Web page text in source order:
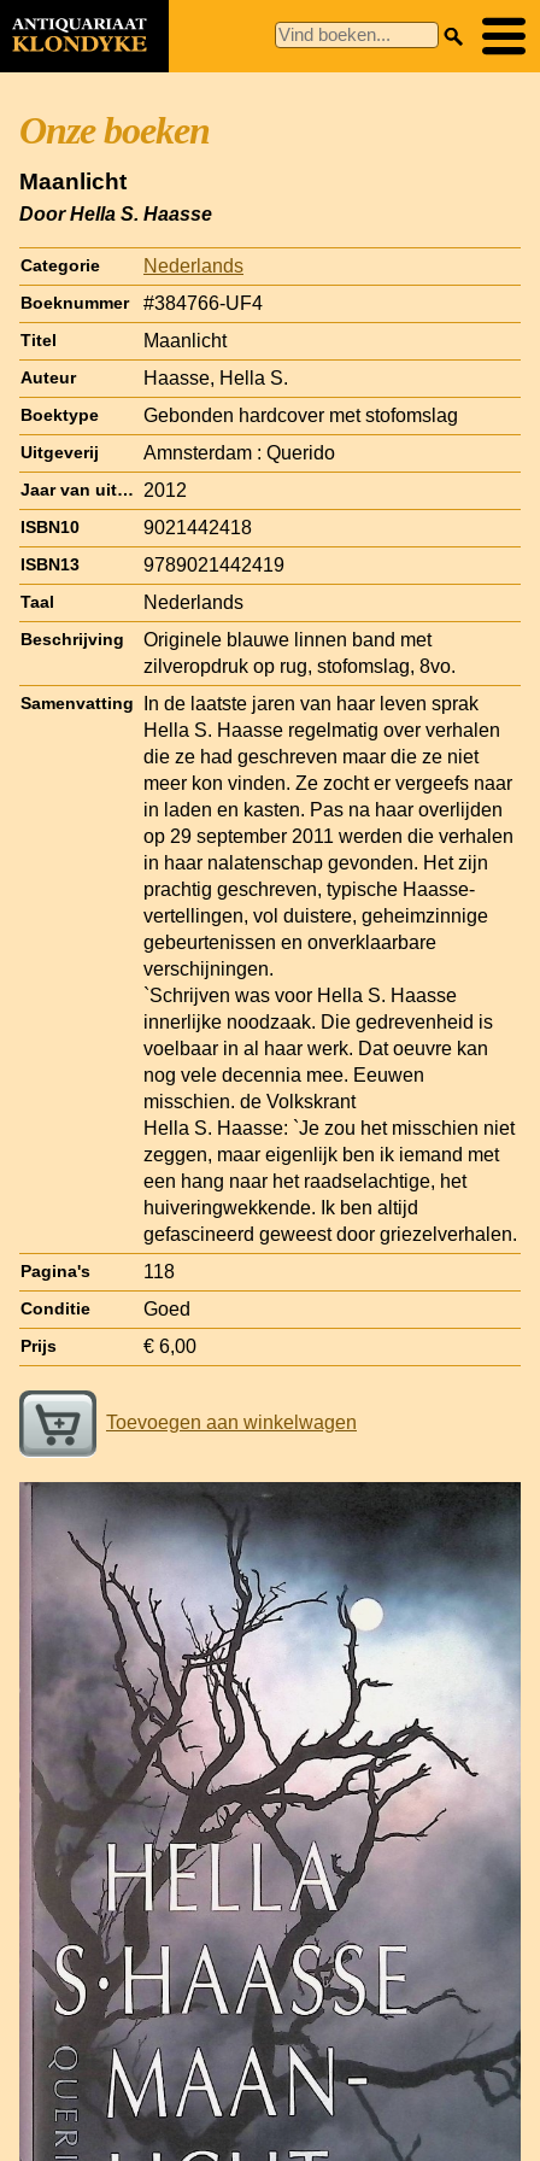
Onze boeken
Maanlicht
Door Hella S. Haasse
Categorie Nederlands
Boeknummer #384766-UF4
Titel Maanlicht
Auteur Haasse, Hella S.
Boektype Gebonden hardcover met stofomslag
Uitgeverij Amnsterdam : Querido
Jaar van uitgave 2012
ISBN10 9021442418
ISBN13 9789021442419
Taal Nederlands
Beschrijving
Originele blauwe linnen band met
zilveropdruk op rug, stofomslag, 8vo.
Samenvatting
In de laatste jaren van haar leven sprak
Hella S. Haasse regelmatig over verhalen
die ze had geschreven maar die ze niet
meer kon vinden. Ze zocht er vergeefs naar
in laden en kasten. Pas na haar overlijden
op 29 september 2011 werden die verhalen
in haar nalatenschap gevonden. Het zijn
prachtig geschreven, typische Haasse-
vertellingen, vol duistere, geheimzinnige
gebeurtenissen en onverklaarbare
verschijningen.
`Schrijven was voor Hella S. Haasse
innerlijke noodzaak. Die gedrevenheid is
voelbaar in al haar werk. Dat oeuvre kan
nog vele decennia mee. Eeuwen
misschien. de Volkskrant
Hella S. Haasse: `Je zou het misschien niet
zeggen, maar eigenlijk ben ik iemand met
een hang naar het raadselachtige, het
huiveringwekkende. Ik ben altijd
gefascineerd geweest door griezelverhalen.
Pagina's 118
Conditie Goed
Prijs € 6,00
Toevoegen aan winkelwagen